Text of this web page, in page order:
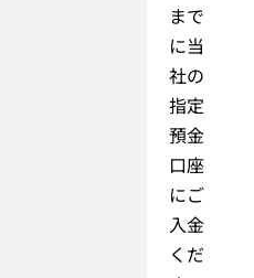
まで
に当
社の
指定
預金
口座
にご
入金
くだ